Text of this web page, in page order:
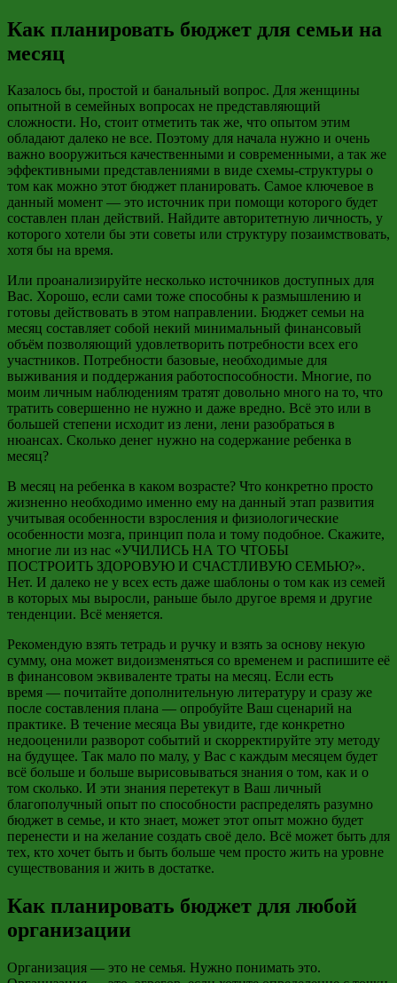
Как планировать бюджет для семьи на
месяц
Казалось бы, простой и банальный вопрос. Для женщины
опытной в семейных вопросах не представляющий
сложности. Но, стоит отметить так же, что опытом этим
обладают далеко не все. Поэтому для начала нужно и очень
важно вооружиться качественными и современными, а так же
эффективными представлениями в виде схемы-структуры о
том как можно этот бюджет планировать. Самое ключевое в
данный момент — это источник при помощи которого будет
составлен план действий. Найдите авторитетную личность, у
которого хотели бы эти советы или структуру позаимствовать,
хотя бы на время.
Или проанализируйте несколько источников доступных для
Вас. Хорошо, если сами тоже способны к размышлению и
готовы действовать в этом направлении. Бюджет семьи на
месяц составляет собой некий минимальный финансовый
объём позволяющий удовлетворить потребности всех его
участников. Потребности базовые, необходимые для
выживания и поддержания работоспособности. Многие, по
моим личным наблюдениям тратят довольно много на то, что
тратить совершенно не нужно и даже вредно. Всё это или в
большей степени исходит из лени, лени разобраться в
нюансах. Сколько денег нужно на содержание ребенка в
месяц?
В месяц на ребенка в каком возрасте? Что конкретно просто
жизненно необходимо именно ему на данный этап развития
учитывая особенности взросления и физиологические
особенности мозга, принцип пола и тому подобное. Скажите,
многие ли из нас «УЧИЛИСЬ НА ТО ЧТОБЫ
ПОСТРОИТЬ ЗДОРОВУЮ И СЧАСТЛИВУЮ СЕМЬЮ?».
Нет. И далеко не у всех есть даже шаблоны о том как из семей
в которых мы выросли, раньше было другое время и другие
тенденции. Всё меняется.
Рекомендую взять тетрадь и ручку и взять за основу некую
сумму, она может видоизменяться со временем и распишите её
в финансовом эквиваленте траты на месяц. Если есть
время — почитайте дополнительную литературу и сразу же
после составления плана — опробуйте Ваш сценарий на
практике. В течение месяца Вы увидите, где конкретно
недооценили разворот событий и скорректируйте эту методу
на будущее. Так мало по малу, у Вас с каждым месяцем будет
всё больше и больше вырисовываться знания о том, как и о
том сколько. И эти знания перетекут в Ваш личный
благополучный опыт по способности распределять разумно
бюджет в семье, и кто знает, может этот опыт можно будет
перенести и на желание создать своё дело. Всё может быть для
тех, кто хочет быть и быть больше чем просто жить на уровне
существования и жить в достатке.
Как планировать бюджет для любой
организации
Организация — это не семья. Нужно понимать это.